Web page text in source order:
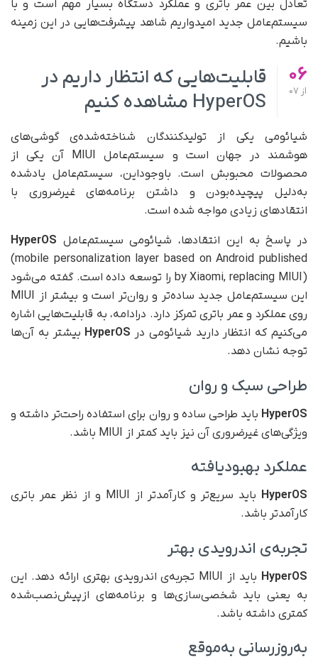
تعادل بین عمر باتری و عملکرد دستگاه بسیار مهم است و با
سیستم‌عامل جدید امیدواریم شاهد پیشرفت‌هایی در این زمینه
باشیم.
06
از
قابلیت‌هایی که انتظار داریم در
HyperOS مشاهده کنیم
شیائومی یکی از تولید‌کنندگان شناخته‌شده‌ی گوشی‌های
هوشمند در جهان است و سیستم‌عامل MIUI آن یکی از
محصولات محبوبش است. با‌وجوداین‌، سیستم‌عامل یادشده
به‌دلیل پیچیده‌بودن و داشتن برنامه‌های غیرضروری با
انتقادهای زیادی مواجه شده است.
در پاسخ به این انتقادها، شیائومی سیستم‌عامل HyperOS
(mobile personalization layer based on Android published
by Xiaomi, replacing MIUI) را توسعه داده است. گفته می‌شود
این سیستم‌عامل جدید ساده‌تر و روان‌تر است و بیشتر از MIUI
روی عملکرد و عمر باتری تمرکز دارد. درادامه، به قابلیت‌هایی اشاره
می‌کنیم که انتظار دارید شیائومی در HyperOS بیشتر به آن‌ها
توجه نشان دهد.
طراحی سبک و روان
HyperOS باید طراحی ساده و روان برای استفاده راحت‌تر داشته و
ویژگی‌های غیر‌ضروری آن نیز باید کمتر از MIUI باشد.
عملکرد بهبود‌یافته
HyperOS
باید سریع‌تر و کارآمد‌تر از MIUI و از نظر عمر باتری
کارآمد‌تر باشد.
تجربه‌ی اندرویدی بهتر
HyperOS
باید از MIUI تجربه‌ی اندرویدی بهتری ارائه دهد. این
به یعنی باید شخصی‌سازی‌ها و برنامه‌های از‌پیش‌نصب‌شده
کمتری داشته باشد.
به‌روزرسانی به‌موقع